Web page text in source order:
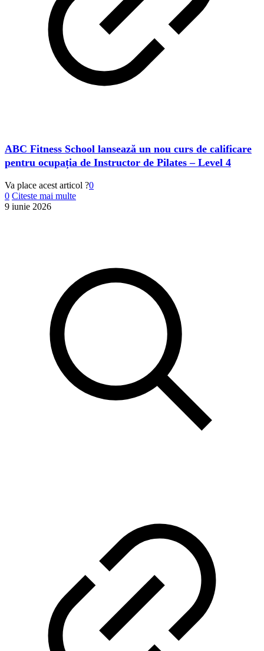
ABC Fitness School lansează un nou curs de calificare
pentru ocupația de Instructor de Pilates – Level 4
Va place acest articol ?0
0 Citeste mai multe
9 iunie 2026